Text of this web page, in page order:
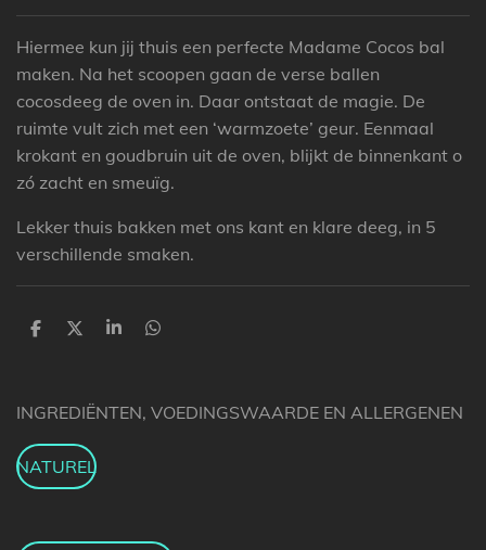
Hiermee kun jij thuis een perfecte Madame Cocos bal
maken. Na het scoopen gaan de verse ballen
cocosdeeg de oven in. Daar ontstaat de magie. De
ruimte vult zich met een ‘warmzoete’ geur. Eenmaal
krokant en goudbruin uit de oven, blijkt de binnenkant o
zó zacht en smeuïg.
Lekker thuis bakken met ons kant en klare deeg, in 5
verschillende smaken.
D
n
D
S
e
D
n
INGREDIËNTEN, VOEDINGSWAARDE EN ALLERGENEN
NATUREL